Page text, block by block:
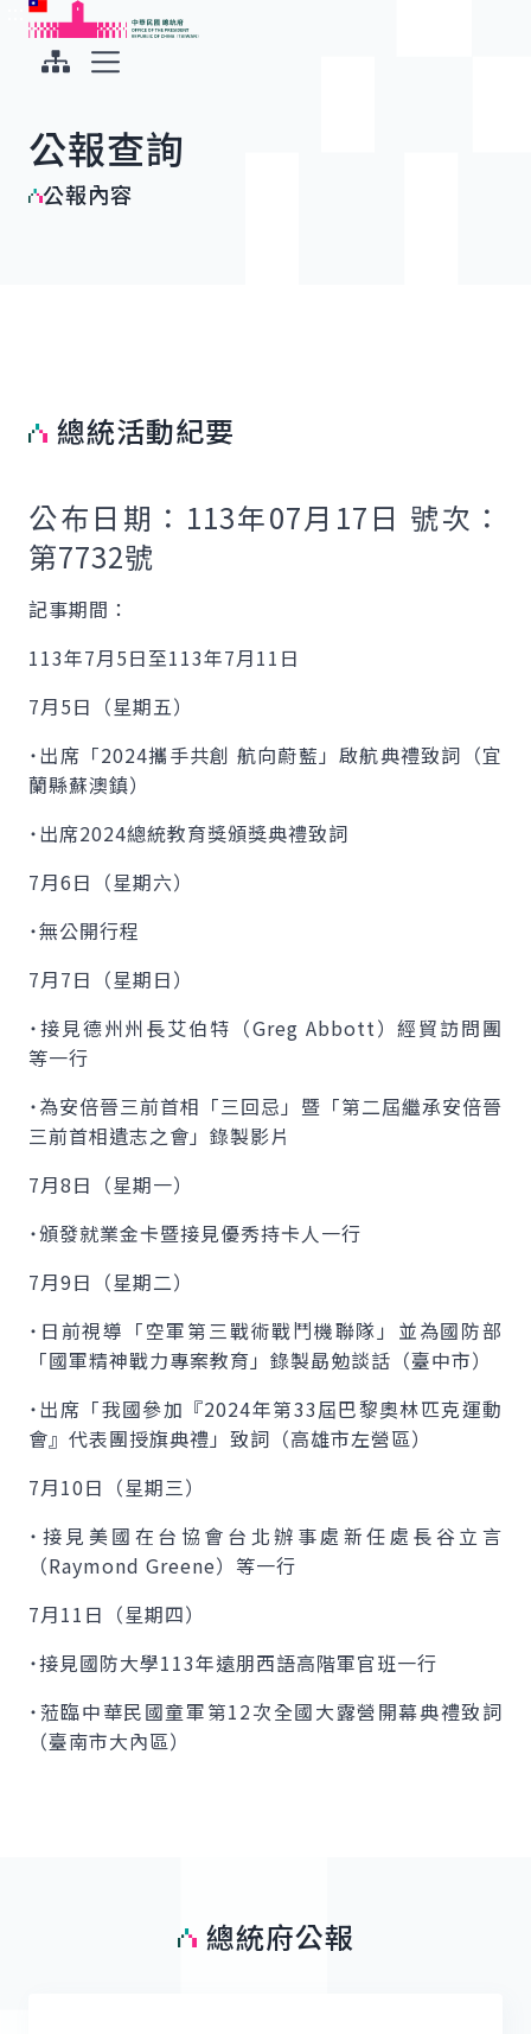
跳到主要內容
中華民國總統府
公報查詢
公報內容
總統活動紀要
公布日期：113年07月17日 號次：
第7732號
記事期間：
113年7月5日至113年7月11日
7月5日（星期五）
˙出席「2024攜手共創 航向蔚藍」啟航典禮致詞（宜
蘭縣蘇澳鎮）
˙出席2024總統教育獎頒獎典禮致詞
7月6日（星期六）
˙無公開行程
7月7日（星期日）
˙接見德州州長艾伯特（Greg Abbott）經貿訪問團
等一行
˙為安倍晉三前首相「三回忌」暨「第二屆繼承安倍晉
三前首相遺志之會」錄製影片
7月8日（星期一）
˙頒發就業金卡暨接見優秀持卡人一行
7月9日（星期二）
˙日前視導「空軍第三戰術戰鬥機聯隊」並為國防部
「國軍精神戰力專案教育」錄製勗勉談話（臺中市）
˙出席「我國參加『2024年第33屆巴黎奧林匹克運動
會』代表團授旗典禮」致詞（高雄市左營區）
7月10日（星期三）
˙接見美國在台協會台北辦事處新任處長谷立言
（Raymond Greene）等一行
7月11日（星期四）
˙接見國防大學113年遠朋西語高階軍官班一行
˙蒞臨中華民國童軍第12次全國大露營開幕典禮致詞
（臺南市大內區）
總統府公報